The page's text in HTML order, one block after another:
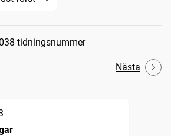
tidningsnummer
Nästa